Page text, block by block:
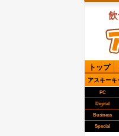
ASCII
トップ
アスキーキ
PC
Digital
Business
Special